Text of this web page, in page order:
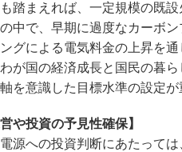
踏まえれば、一定規模の既
中で、早期に過度なカーボ
グによる電気料金の上昇を
が国の経済成長と国民の暮
を意識した目標水準の設定が
営や投資の予見性確保】
源への投資判断にあたっては